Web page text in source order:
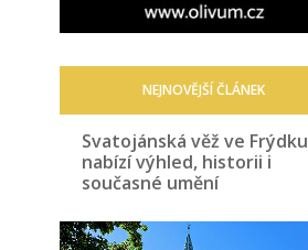
NEJNOVĚJŠÍ ČLÁNEK
Svatojánská věž ve Frýdku
nabízí výhled, historii i
současné umění